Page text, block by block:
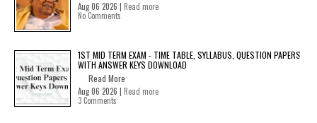
Aug 06 2026 | Read more
No Comments
1ST MID TERM EXAM - TIME TABLE, SYLLABUS, QUESTION PAPERS
WITH ANSWER KEYS DOWNLOAD
Read More
Aug 06 2026 | Read more
3 Comments